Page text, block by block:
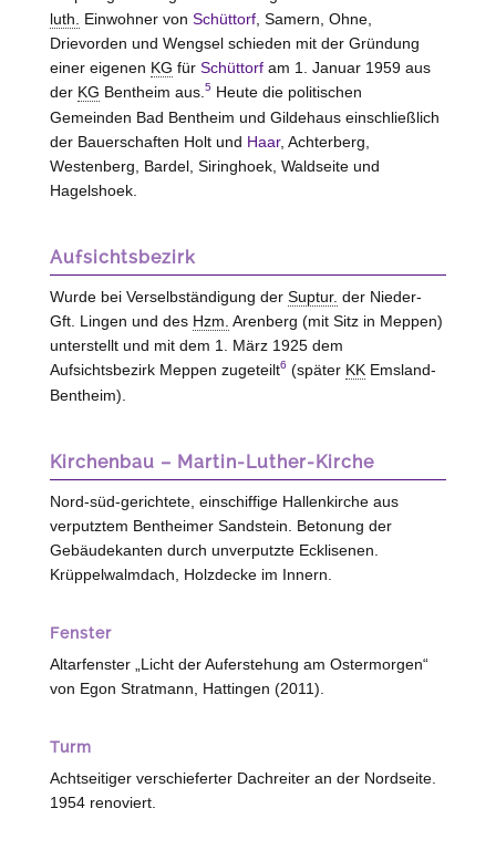
luth.
Einwohner von Schüttorf, Samern, Ohne,
Drievorden und Wengsel schieden mit der Gründung
einer eigenen KG für Schüttorfam 1. Januar 1959 aus
der KG Bentheim aus. 5Heute die politischen
Gemeinden Bad Bentheim und Gildehaus einschließlich
der Bauerschaften Holt und Haar, Achterberg,
Westenberg, Bardel, Siringhoek, Waldseite und
Hagelshoek.
Aufsichtsbezirk
Wurde bei Verselbständigung der Suptur. der Nieder-
Gft. Lingen und des Hzm. Arenberg (mit Sitz in Meppen)
unterstellt und mit dem 1. März 1925 dem
Aufsichtsbezirk Meppen zugeteilt6 (später KKEmsland-
Bentheim).
Kirchenbau – Martin-Luther-Kirche
Nord-süd-gerichtete, einschiffige Hallenkirche aus
verputztem Bentheimer Sandstein. Betonung der
Gebäudekanten durch unverputzte Ecklisenen.
Krüppelwalmdach, Holzdecke im Innern.
Fenster
Altarfenster „Licht der Auferstehung am Ostermorgen“
von Egon Stratmann, Hattingen (2011).
Turm
Achtseitiger verschieferter Dachreiter an der Nordseite.
1954 renoviert.